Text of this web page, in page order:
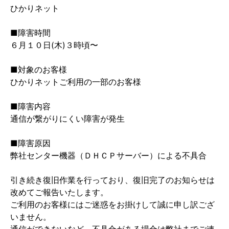
ひかりネット
■障害時間
６月１０日(木)３時頃〜
■対象のお客様
ひかりネットご利用の一部のお客様
■障害内容
通信が繋がりにくい障害が発生
■障害原因
弊社センター機器（ＤＨＣＰサーバー）による不具合
引き続き復旧作業を行っており、復旧完了のお知らせは
改めてご報告いたします。
ご利用のお客様にはご迷惑をお掛けして誠に申し訳ござ
いません。